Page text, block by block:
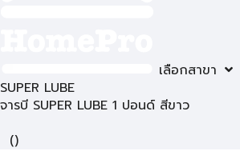
เลือกสาขา
SUPER LUBE
จารบี SUPER LUBE 1 ปอนด์ สีขาว
()